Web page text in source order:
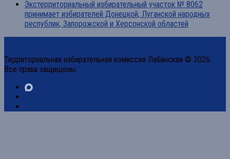
Экстерриториальный избирательный участок № 8062
принимает избирателей Донецкой, Луганской народных
республик, Запорожской и Херсонской областей
Территориальная избирательная комиссия Лабинская © 2026.
Все права защищены.